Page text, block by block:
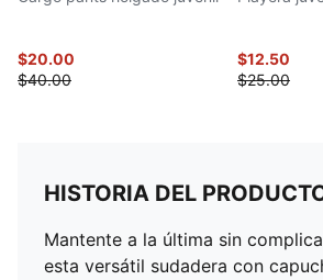
$20.00
$40.00
$12.50
$25.00
HISTORIA DEL
Mantente a la última sin
esta versátil sudadera con